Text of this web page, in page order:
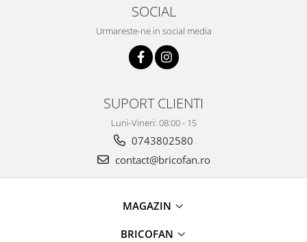
Accesorii maturi, mopuri si galeti
Dulapuri si rafturi de depozitare
Maturi, mopuri si galeti
Organizatoare imbracaminte si
SOCIAL
Urmareste-ne in social media
SUPORT CLIENTI
Luni-Vineri: 08:00 - 15
0743802580
contact@bricofan.ro
MAGAZIN
BRICOFAN